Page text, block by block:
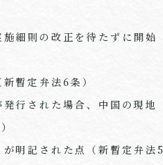
細則の改正を待たずに開始
暫定弁法6条）
行された場合、中国の現地
明記された点（新暫定弁法5